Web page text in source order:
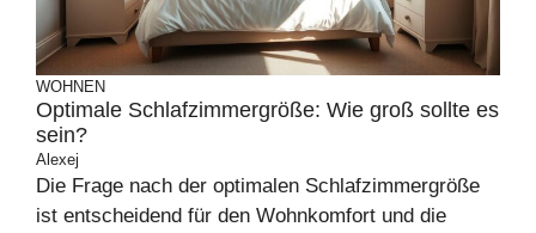
WOHNEN
Optimale Schlafzimmergröße: Wie groß sollte es
sein?
Alexej
Die Frage nach der optimalen Schlafzimmergröße
ist entscheidend für den Wohnkomfort und die